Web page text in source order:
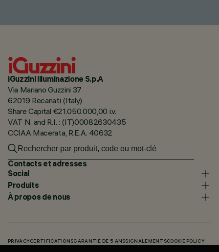
iGuzzini illuminazione S.p.A
Via Mariano Guzzini 37
62019 Recanati (Italy)
Share Capital €21.050.000,00 i.v.
VAT N. and R.I. : (IT)00082630435
CCIAA Macerata, R.E.A. 40632
Contacts et adresses
Social
Produits
À propos de nous
PRIVACY CERTIFICATIONSGARANTIE DE 5 ANSSIGNALEMENTSCOOKIE POLICY